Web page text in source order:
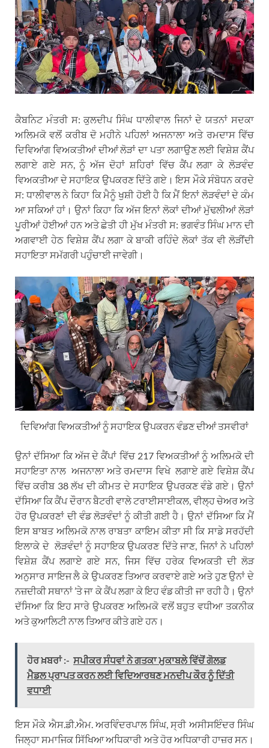
ਕੈਬਨਿਟ ਮੰਤਰੀ ਸ: ਕੁਲਦੀਪ ਸਿੰਘ ਧਾਲੀਵਾਲ ਜਿਨਾਂ ਦੇ ਯਤਨਾਂ ਸਦਕਾ
ਅਲਿਮਕੋ ਵਲੋਂ ਕਰੀਬ ਦੋ ਮਹੀਨੇ ਪਹਿਲਾਂ ਅਜਨਾਲਾ ਅਤੇ ਰਮਦਾਸ ਵਿੱਚ
ਦਿਵਿਆਂਗ ਵਿਅਕਤੀਆਂ ਦੀਆਂ ਲੋੜਾਂ ਦਾ ਪਤਾ ਲਗਾਉਣ ਲਈ ਵਿਸ਼ੇਸ਼ ਕੈਂਪ
ਲਗਾਏ ਗਏ ਸਨ, ਨੂੰ ਅੱਜ ਦੋਹਾਂ ਸ਼ਹਿਰਾਂ ਵਿੱਚ ਕੈਂਪ ਲਗਾ ਕੇ ਲੋੜਵੰਦ
ਵਿਅਕਤੀਆ ਦੇ ਸਹਾਇਕ ਉਪਕਰਣ ਦਿੱਤੇ ਗਏ। ਇਸ ਮੌਕੇ ਸੰਬੋਧਨ ਕਰਦੇ
ਸ: ਧਾਲੀਵਾਲ ਨੇ ਕਿਹਾ ਕਿ ਮੈਨੂੰ ਖੁਸ਼ੀ ਹੋਈ ਹੈ ਕਿ ਮੈਂ ਇਨਾਂ ਲੋੜਵੰਦਾਂ ਦੇ ਕੰਮ
ਆ ਸਕਿਆਂ ਹਾਂ। ਉਨਾਂ ਕਿਹਾ ਕਿ ਅੱਜ ਇਨਾਂ ਲੋਕਾਂ ਦੀਆਂ ਮੁੱਢਲੀਆਂ ਲੋੜਾਂ
ਪੂਰੀਆਂ ਹੋਈਆਂ ਹਨ ਅਤੇ ਛੇਤੀ ਹੀ ਮੁੱਖ ਮੰਤਰੀ ਸ: ਭਗਵੰਤ ਸਿੰਘ ਮਾਨ ਦੀ
ਅਗਵਾਈ ਹੇਠ ਵਿਸ਼ੇਸ਼ ਕੈਂਪ ਲਗਾ ਕੇ ਬਾਕੀ ਰਹਿੰਦੇ ਲੋਕਾਂ ਤੱਕ ਵੀ ਲੋੜੀਂਦੀ
ਸਹਾਇਤਾ ਸਮੱਗਰੀ ਪਹੁੰਚਾਈ ਜਾਵੇਗੀ।
ਦਿਵਿਆਂਗ ਵਿਅਕਤੀਆਂ ਨੂੰ ਸਹਾਇਕ ਉਪਕਰਨ ਵੰਡਣ ਦੀਆਂ ਤਸਵੀਰਾਂ
ਉਨਾਂ ਦੱਸਿਆ ਕਿ ਅੱਜ ਦੇ ਕੈਂਪਾਂ ਵਿੱਚ 217 ਵਿਅਕਤੀਆਂ ਨੂੰ ਅਲਿਮਕੋ ਦੀ
ਸਹਾਇਤਾ ਨਾਲ ਅਜਨਾਲਾ ਅਤੇ ਰਮਦਾਸ ਵਿਖੇ ਲਗਾਏ ਗਏ ਵਿਸ਼ੇਸ਼ ਕੈਂਪ
ਵਿੱਚ ਕਰੀਬ 38 ਲੱਖ ਦੀ ਕੀਮਤ ਦੇ ਸਹਾਇਕ ਉਪਰਕਣ ਵੰਡੇ ਗਏ। ਉਨਾਂ
ਦੱਸਿਆ ਕਿ ਕੈਂਪ ਦੌਰਾਨ ਬੈਟਰੀ ਵਾਲੇ ਟਰਾਈਸਾਈਕਲ, ਵੀਲ੍ਹ ਚੇਅਰ ਅਤੇ
ਹੋਰ ਉਪਕਰਣਾਂ ਦੀ ਵੰਡ ਲੋੜਵੰਦਾਂ ਨੂੰ ਕੀਤੀ ਗਈ ਹੈ। ਉਨਾਂ ਦੱਸਿਆ ਕਿ ਮੈਂ
ਇਸ ਬਾਬਤ ਅਲਿਮਕੋ ਨਾਲ ਰਾਬਤਾ ਕਾਇਮ ਕੀਤਾ ਸੀ ਕਿ ਸਾਡੇ ਸਰਹੱਦੀ
ਇਲਾਕੇ ਦੇ ਲੋੜਵੰਦਾਂ ਨੂੰ ਸਹਾਇਕ ਉਪਕਰਣ ਦਿੱਤੇ ਜਾਣ, ਜਿਨਾਂ ਨੇ ਪਹਿਲਾਂ
ਵਿਸ਼ੇਸ਼ ਕੈਂਪ ਲਗਾਏ ਗਏ ਸਨ, ਜਿਸ ਵਿੱਚ ਹਰੇਕ ਵਿਅਕਤੀ ਦੀ ਲੋੜ
ਅਨੁਸਾਰ ਸਾਇਜ ਲੈ ਕੇ ਉਪਕਰਣ ਤਿਆਰ ਕਰਵਾਏ ਗਏ ਅਤੇ ਹੁਣ ਉਨਾਂ ਦੇ
ਨਜ਼ਦੀਕੀ ਸਥਾਨਾਂ ’ਤੇ ਜਾ ਕੇ ਕੈਂਪ ਲਗਾ ਕੇ ਇਹ ਵੰਡ ਕੀਤੀ ਜਾ ਰਹੀ ਹੈ। ਉਨਾਂ
ਦੱਸਿਆ ਕਿ ਇਹ ਸਾਰੇ ਉਪਕਰਣ ਅਲਿਮਕੋ ਵਲੋਂ ਬਹੁਤ ਵਧੀਆ ਤਕਨੀਕ
ਅਤੇ ਕੁਆਲਿਟੀ ਨਾਲ ਤਿਆਰ ਕੀਤੇ ਗਏ ਹਨ।
ਹੋਰ ਖ਼ਬਰਾਂ :- ਸਪੀਕਰ ਸੰਧਵਾਂ ਨੇ ਗਤਕਾ ਮੁਕਾਬਲੇ ਵਿੱਚੋਂ ਗੋਲਡ
ਮੈਡਲ ਪ੍ਰਾਪਤ ਕਰਨ ਲਈ ਵਿਦਿਆਰਥਣ ਮਨਦੀਪ ਕੌਰ ਨੂੰ ਦਿੱਤੀ
ਵਧਾਈ
ਇਸ ਮੌਕੇ ਐਸ.ਡੀ.ਐਮ. ਅਰਵਿੰਦਰਪਾਲ ਸਿੰਘ, ਸ੍ਰੀ ਅਸੀਸਇੰਦਰ ਸਿੰਘ
ਜਿਲ੍ਹਾ ਸਮਾਜਿਕ ਸਿੱਖਿਆ ਅਧਿਕਾਰੀ ਅਤੇ ਹੋਰ ਅਧਿਕਾਰੀ ਹਾਜ਼ਰ ਸਨ।